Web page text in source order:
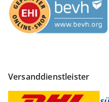
Versanddienstleister